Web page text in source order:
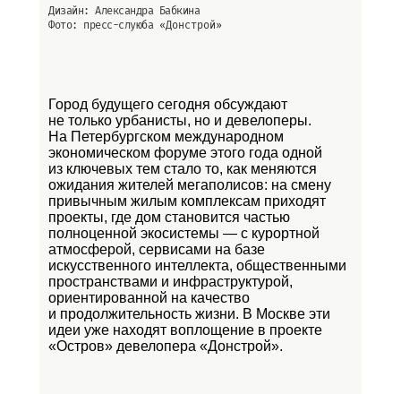
Дизайн: Александра Бабкина
Фото: пресс-слуюба «Донстрой»
Город будущего сегодня обсуждают
не только урбанисты, но и девелоперы.
На Петербургском международном
экономическом форуме этого года одной
из ключевых тем стало то, как меняются
ожидания жителей мегаполисов: на смену
привычным жилым комплексам приходят
проекты, где дом становится частью
полноценной экосистемы — с курортной
атмосферой, сервисами на базе
искусственного интеллекта, общественными
пространствами и инфраструктурой,
ориентированной на качество
и продолжительность жизни. В Москве эти
идеи уже находят воплощение в проекте
«Остров» девелопера «Донстрой».